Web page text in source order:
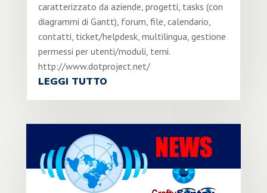
caratterizzato da aziende, progetti, tasks (con
diagrammi di Gantt), forum, file, calendario,
contatti, ticket/helpdesk, multilingua, gestione
permessi per utenti/moduli, temi.
http://www.dotproject.net/
LEGGI TUTTO